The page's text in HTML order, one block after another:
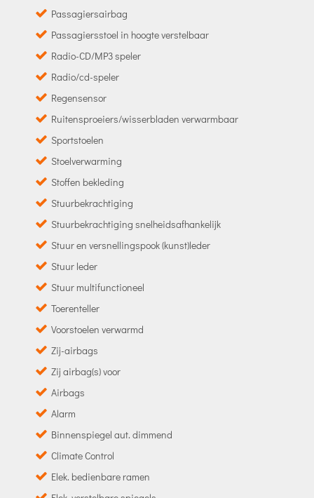
Passagiersairbag
Passagiersstoel in hoogte verstelbaar
Radio-CD/MP3 speler
Radio/cd-speler
Regensensor
Ruitensproeiers/wisserbladen verwarmbaar
Sportstoelen
Stoelverwarming
Stoffen bekleding
Stuurbekrachtiging
Stuurbekrachtiging snelheidsafhankelijk
Stuur en versnellingspook (kunst)leder
Stuur leder
Stuur multifunctioneel
Toerenteller
Voorstoelen verwarmd
Zij-airbags
Zij airbag(s) voor
Airbags
Alarm
Binnenspiegel aut. dimmend
Climate Control
Elek. bedienbare ramen